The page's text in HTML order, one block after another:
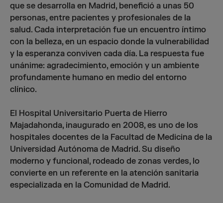
que se desarrolla en Madrid, benefició a unas 50
personas, entre pacientes y profesionales de la
salud. Cada interpretación fue un encuentro íntimo
con la belleza, en un espacio donde la vulnerabilidad
y la esperanza conviven cada día. La respuesta fue
unánime: agradecimiento, emoción y un ambiente
profundamente humano en medio del entorno
clínico.
El Hospital Universitario Puerta de Hierro
Majadahonda, inaugurado en 2008, es uno de los
hospitales docentes de la Facultad de Medicina de la
Universidad Autónoma de Madrid. Su diseño
moderno y funcional, rodeado de zonas verdes, lo
convierte en un referente en la atención sanitaria
especializada en la Comunidad de Madrid.